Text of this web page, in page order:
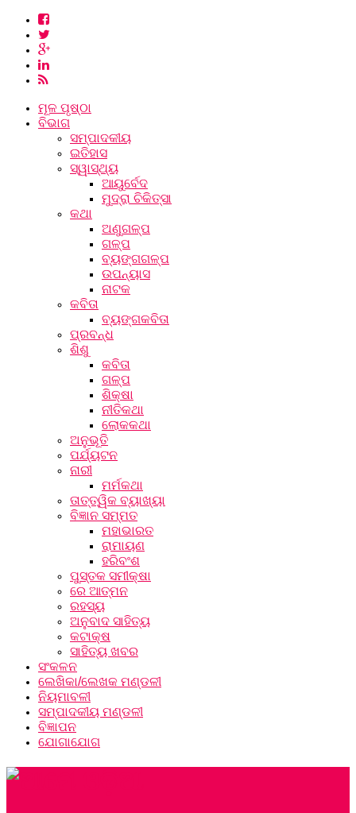
ମୂଳ ପୃଷ୍ଠା
ବିଭାଗ
ସମ୍ପାଦକୀୟ
ଇତିହାସ
ସ୍ୱାସ୍ଥ୍ୟ
ଆୟୁର୍ବେଦ
ମୁଦ୍ରା ଚିକିତ୍ସା
କଥା
ଅଣୁଗଳ୍ପ
ଗଳ୍ପ
ବ୍ୟଙ୍ଗଗଳ୍ପ
ଉପନ୍ୟାସ
ନାଟକ
କବିତା
ବ୍ୟଙ୍ଗକବିତା
ପ୍ରବନ୍ଧ
ଶିଶୁ
କବିତା
ଗଳ୍ପ
ଶିକ୍ଷା
ନୀତିକଥା
ଲୋକକଥା
ଅନୁଭୂତି
ପର୍ଯ୍ୟଟନ
ନାରୀ
ମର୍ମକଥା
ତାତ୍ତ୍ୱିକ ବ୍ୟାଖ୍ୟା
ବିଜ୍ଞାନ ସମ୍ମତ
ମହାଭାରତ
ରାମାୟଣ
ହରିବଂଶ
ପୁସ୍ତକ ସମୀକ୍ଷା
ରେ ଆତ୍ମନ
ରହସ୍ୟ
ଅନୁବାଦ ସାହିତ୍ୟ
କଟାକ୍ଷ
ସାହିତ୍ୟ ଖବର
ସଂକଳନ
ଲେଖିକା/ଲେଖକ ମଣ୍ଡଳୀ
ନିୟମାବଳୀ
ସମ୍ପାଦକୀୟ ମଣ୍ଡଳୀ
ବିଜ୍ଞାପନ
ଯୋଗାଯୋଗ